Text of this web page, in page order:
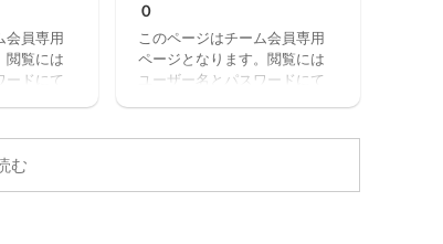
会員専用
閲覧には
ードにて
ドレスパ
態を保存
０
このページはチーム会員専用
ページとなります。閲覧には
ユーザー名とパスワードにて
ー名またはメールアドレスパ
む